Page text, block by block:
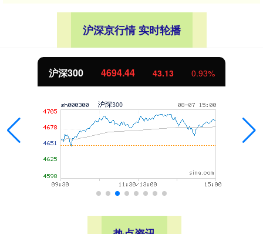
沪深京行情 实时轮播
沪深300 4694.44 43.13 0.93%